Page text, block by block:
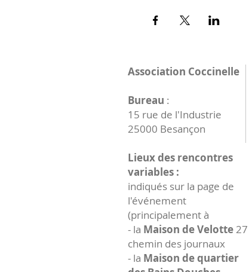
Association Coccinelle
Bureau :
15 rue de l'Industrie
25000 Besançon
Lieux des rencontres
variables :
indiqués sur la page de
l'événement
(principalement à
- la Maison de Velotte27
chemin des journaux
- la Maison de quartier